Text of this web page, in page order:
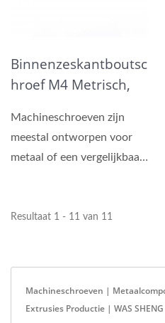
Binnenzeskantboutsc
Hroef M4 Metrisch,
Machineschroeven zijn
meestal ontworpen voor
metaal of een vergelijkbaar
Resultaat 1 - 11 van 11
Machineschroeven |
Extrusies Productie | WAS SHENG